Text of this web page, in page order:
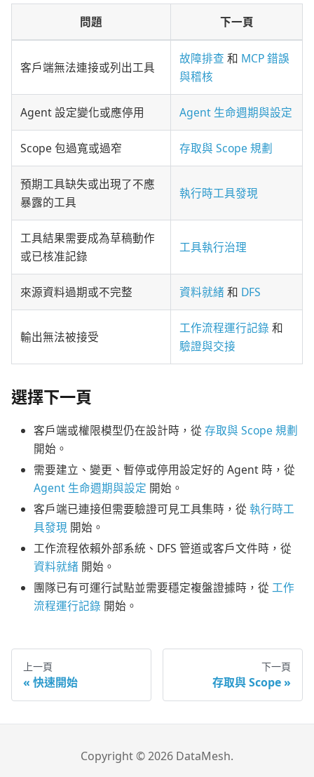
問題 下一頁
客戶端無法連接或列出工具
故障排查 和 MCP 錯誤
與稽核
Agent 設定變化或應停用 Agent 生命週期與設定
Scope 包過寬或過窄 存取與 Scope 規劃
預期工具缺失或出現了不應
暴露的工具
執行時工具發現
工具結果需要成為草稿動作
或已核准記錄
工具執行治理
來源資料過期或不完整 資料就緒 和 DFS
輸出無法被接受
工作流程運行記錄 和
驗證與交接
選擇下一頁
客戶端或權限模型仍在設計時，從 存取與 Scope 規劃
開始。
需要建立、變更、暫停或停用設定好的 Agent 時，從
Agent 生命週期與設定 開始。
客戶端已連接但需要驗證可見工具集時，從 執行時工
具發現 開始。
工作流程依賴外部系統、DFS 管道或客戶文件時，從
資料就緒 開始。
團隊已有可運行試點並需要穩定複盤證據時，從 工作
流程運行記錄 開始。
上一頁
快速開始
下一頁
存取與 Scope
Copyright © 2026 DataMesh.